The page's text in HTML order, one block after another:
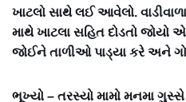
ખાટલો સાથે લઈ આવેલો.
માથે ખાટલા સહિત દોડતો
જોઈને તાળીઓ પાડ્યા કરે અને
ભૂખ્યો – તરસ્યો મામો મનમા ગુસ્સે